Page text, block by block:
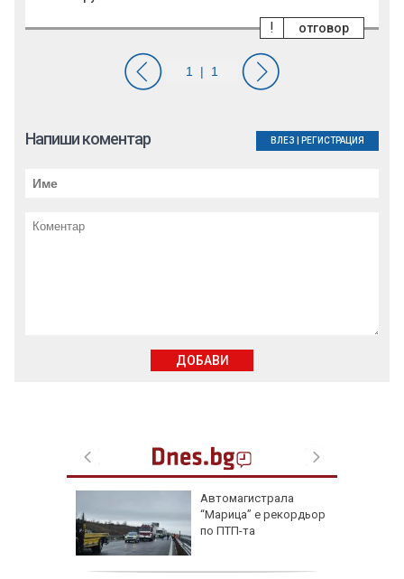
Автомагистрала
“Марица” е рекордьор
по ПТП-та
отговор
!
Напиши коментар ВЛЕЗ РЕГИСТРАЦИЯ
ДОБАВИ